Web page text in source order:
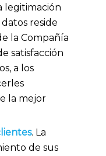
legitimación
reside
la Compañía
satisfacción
a los
la mejor
. La
de sus